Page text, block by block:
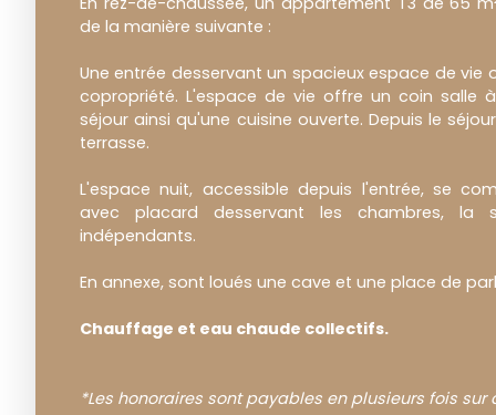
de la manière suivante :
Une entrée desservant un spacieux espace de vie
copropriété. L'espace de vie offre un coin salle
séjour ainsi qu'une cuisine ouverte. Depuis le
terrasse.
L'espace nuit, accessible depuis l'entrée, se
avec placard desservant les chambres, la
indépendants.
En annexe, sont loués une cave et une place de
Chauffage et eau chaude collectifs.
*Les honoraires sont payables en plusieurs fois